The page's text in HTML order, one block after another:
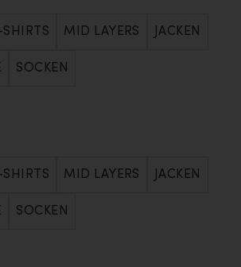
SHIRTS MID LAYERS JACKEN
SOCKEN
SHIRTS MID LAYERS JACKEN
SOCKEN